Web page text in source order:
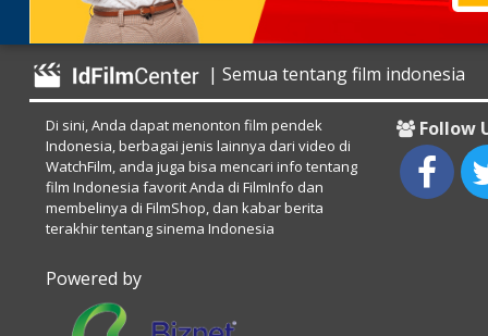
| Semua tentang film indonesia
Di sini, Anda dapat menonton film pendek
Indonesia, berbagai jenis lainnya dari video di
WatchFilm, anda juga bisa mencari info tentang
film Indonesia favorit Anda di FilmInfo dan
membelinya di FilmShop, dan kabar berita
terakhir tentang sinema Indonesia
Powered by
Follow